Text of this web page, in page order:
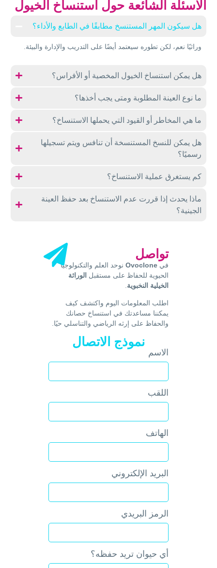
الأسئلة الشائعة حول استنساخ الخيول
هل سيكون المهر المستنسخ مطابقًا في الطابع والأداء؟
وراثيًا نعم، لكن تطوره سيعتمد أيضًا على التدريب والإدارة والبيئة.
هل يمكن استنساخ الخيول المخصية أو الأفراس؟
ما نوع العينة المطلوبة ومتى يجب أخذها؟
ما هي المخاطر أو القيود التي يحملها الاستنساخ؟
هل يمكن للنسخ المستنسخة أن تنافس ويتم تسجيلها
رسميًا؟
كم يستغرق عملية الاستنساخ؟
ماذا يحدث إذا قررت عدم الاستنساخ بعد حفظ العينة
الجينية؟
تواصل
في Ovoclone نوحد العلم والتكنولوجيا
الحيوية للحفاظ على مستقبل الوراثة
الخيلية النخبوية.
اطلب المعلومات اليوم واكتشف كيف
يمكننا مساعدتك في استنساخ حصانك
والحفاظ على إرثه الرياضي والتناسلي حيًا.
نموذج الاتصال
الاسم
اللقب
الهاتف
البريد الإلكتروني
الرمز البريدي
أي حيوان تريد حفظه؟